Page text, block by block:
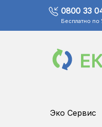
0800 33
Бесплатно по
Эко Сервис